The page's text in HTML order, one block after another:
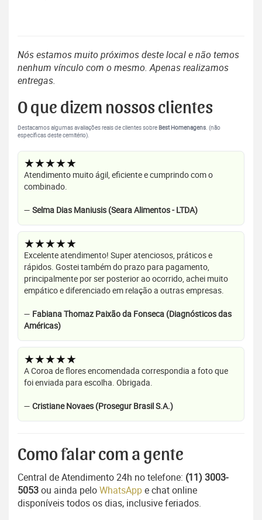
Nós estamos muito próximos deste local e não temos
nenhum vínculo com o mesmo. Apenas realizamos
entregas.
O que dizem nossos clientes
Destacamos algumas avaliações reais de clientes sobreBest Homenagens. (não
específicas deste cemitério).
★★★★★
Atendimento muito ágil, eficiente e cumprindo com o
combinado.
— Selma Dias Maniusis (Seara Alimentos - LTDA)
★★★★★
Excelente atendimento! Super atenciosos, práticos e
rápidos. Gostei também do prazo para pagamento,
principalmente por ser posterior ao ocorrido, achei muito
empático e diferenciado em relação a outras empresas.
— Fabiana Thomaz Paixão da Fonseca (Diagnósticos das
Américas)
★★★★★
A Coroa de flores encomendada correspondia a foto que
foi enviada para escolha. Obrigada.
— Cristiane Novaes (Prosegur Brasil S.A.)
Como falar com a gente
Central de Atendimento 24h no telefone: (11) 3003-
5053ou ainda peloWhatsAppe chat online
disponíveis todos os dias, inclusive feriados.